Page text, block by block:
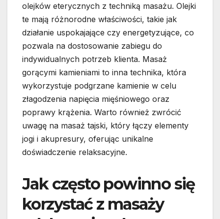
olejków eterycznych z techniką masażu. Olejki
te mają różnorodne właściwości, takie jak
działanie uspokajające czy energetyzujące, co
pozwala na dostosowanie zabiegu do
indywidualnych potrzeb klienta. Masaż
gorącymi kamieniami to inna technika, która
wykorzystuje podgrzane kamienie w celu
złagodzenia napięcia mięśniowego oraz
poprawy krążenia. Warto również zwrócić
uwagę na masaż tajski, który łączy elementy
jogi i akupresury, oferując unikalne
doświadczenie relaksacyjne.
Jak często powinno się
korzystać z masaży